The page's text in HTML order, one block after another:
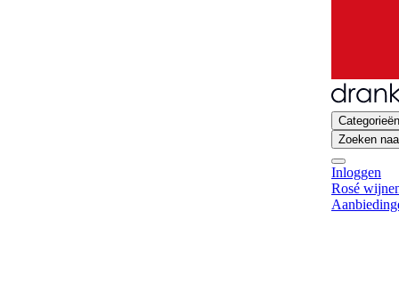
Categorieën
Zoeken
Inloggen
Rosé